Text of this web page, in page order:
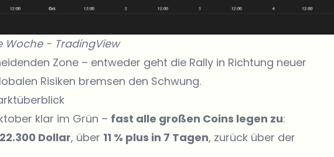
Woche - TradingView
Zone – entweder geht die Rally in Richtung neuer
Risiken bremsen den Schwung.
klar im Grün – fast alle großen Coins legen zu:
Dollar, über 11 % plus in 7 Tagen, zurück über der